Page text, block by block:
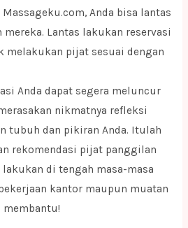
Anda bisa lantas
Lantas lakukan reservasi
melakukan pijat sesuai dengan
Anda dapat segera meluncur
nikmatnya refleksi
tubuh dan pikiran Anda. Itulah
rekomendasi pijat panggilan
lakukan di tengah masa-masa
kantor maupun muatan
membantu!